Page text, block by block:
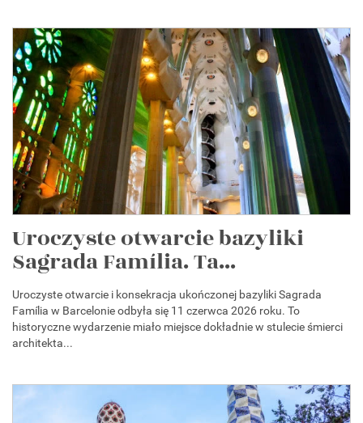
Uroczyste otwarcie bazyliki
Sagrada Família. Ta...
Uroczyste otwarcie i konsekracja ukończonej bazyliki Sagrada
Família w Barcelonie odbyła się 11 czerwca 2026 roku. To
historyczne wydarzenie miało miejsce dokładnie w stulecie śmierci
architekta...